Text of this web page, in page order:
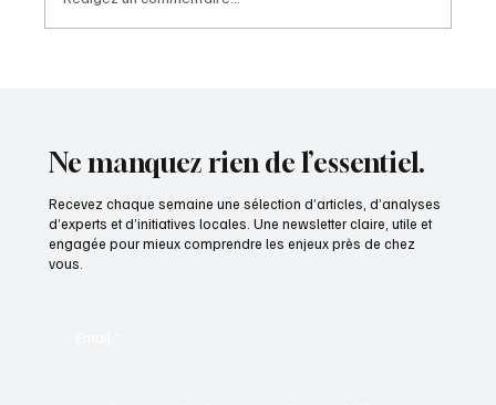
Ne manquez rien de l’essentiel.
Recevez chaque semaine une sélection d’articles, d’analyses
d’experts et d’initiatives locales. Une newsletter claire, utile et
engagée pour mieux comprendre les enjeux près de chez
vous.